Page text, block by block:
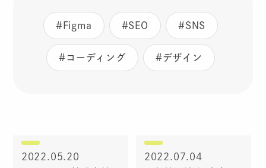
#Figma #SEO #SNS
#コーディング #デザイン
2022.05.20
2022.07.04